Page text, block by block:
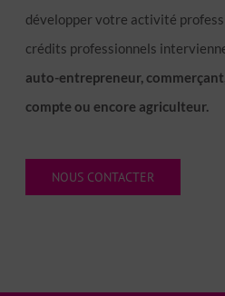
développer votre activité
crédits professionnels
auto-entrepreneur,
compte ou encore agriculteur.
NOUS CONTACTER